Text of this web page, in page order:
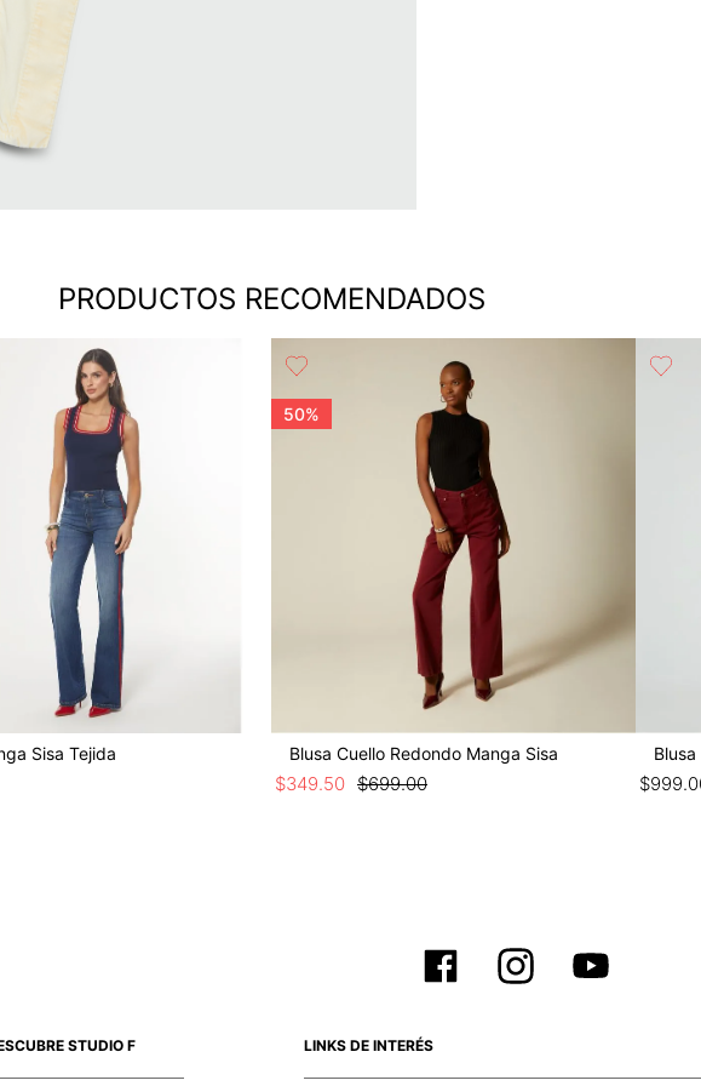
PRODUCTOS RECOMENDADOS
Sisa Tejida
50%
Blusa Cuello Redondo Manga Sisa
$699.00
$349.50 $999.
STUDIO F LINKS DE INTERÉS